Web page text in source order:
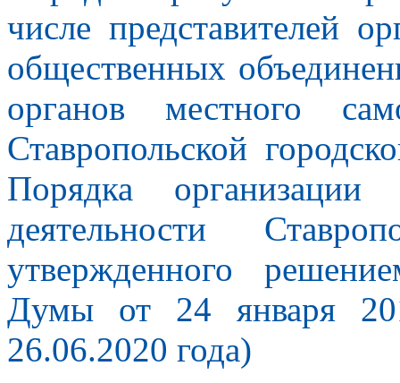
числе представителей
общественных
органов местного
Ставропольской
Порядка
деятельности
утвержденного
Думы от 24 января
26.06.2020 года)